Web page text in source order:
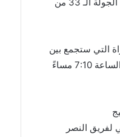
التي ستجمع بين
الطرفين اليوم الأربعاء، في تمام الساعة 7:10 مساءً
لفريق النصر